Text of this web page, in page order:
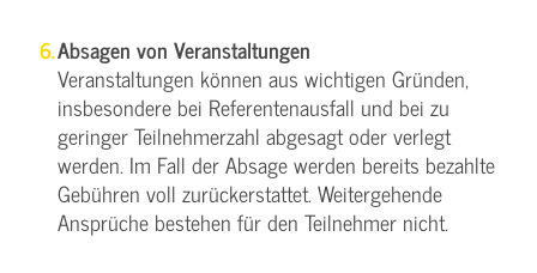
Absagen von Veranstaltungen
Veranstaltungen können aus wichtigen Gründen,
insbesondere bei Referentenausfall und bei zu
geringer Teilnehmerzahl abgesagt oder verlegt
werden. Im Fall der Absage werden bereits bezahlte
Gebühren voll zurückerstattet. Weitergehende
Ansprüche bestehen für den Teilnehmer nicht.